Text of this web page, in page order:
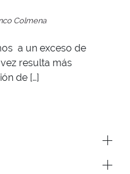
Colmena
a un exceso de
resulta más
de […]